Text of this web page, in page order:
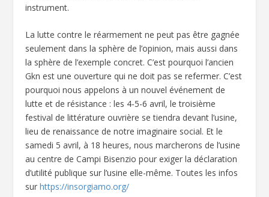
instrument.
La lutte contre le réarmement ne peut pas être gagnée
seulement dans la sphère de l’opinion, mais aussi dans
la sphère de l’exemple concret. C’est pourquoi l’ancien
Gkn est une ouverture qui ne doit pas se refermer. C’est
pourquoi nous appelons à un nouvel événement de
lutte et de résistance : les 4-5-6 avril, le troisième
festival de littérature ouvrière se tiendra devant l’usine,
lieu de renaissance de notre imaginaire social. Et le
samedi 5 avril, à 18 heures, nous marcherons de l’usine
au centre de Campi Bisenzio pour exiger la déclaration
d’utilité publique sur l’usine elle-même. Toutes les infos
surhttps://insorgiamo.org/